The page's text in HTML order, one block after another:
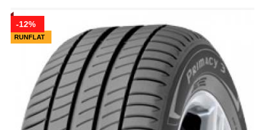
RUNFLAT
-12%